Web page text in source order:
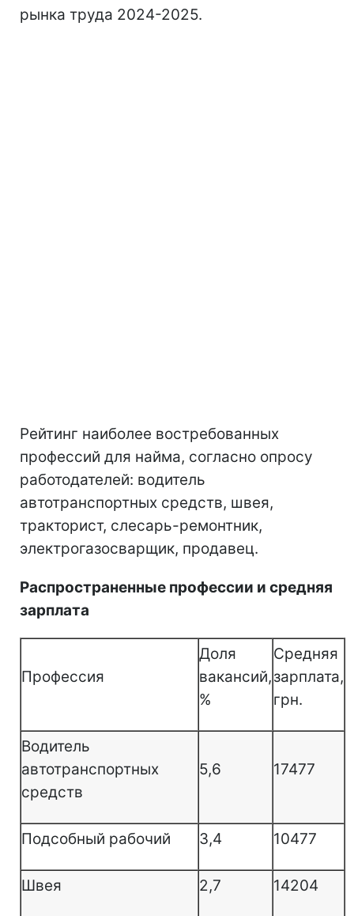
рынка труда 2024-2025.
Рейтинг наиболее востребованных
профессий для найма, согласно опросу
работодателей: водитель
автотранспортных средств, швея,
тракторист, слесарь-ремонтник,
электрогазосварщик, продавец.
Распространенные профессии и средняя
зарплата
Профессия
Доля
вакансий,
%
Средняя
зарплата,
грн.
Водитель
автотранспортных
средств
5,6 17477
Подсобный рабочий 3,4 10477
Швея 2,7 14204